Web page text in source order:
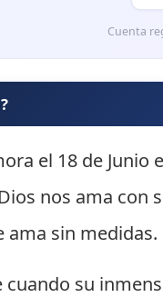
Cuenta
el 18 de Junio
nos ama con
ama sin medidas.
cuando su